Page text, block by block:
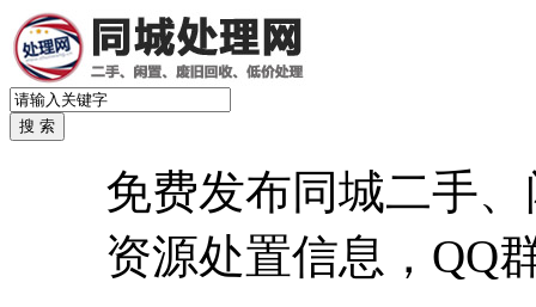
免费发布同城二手
资源处置信息，QQ